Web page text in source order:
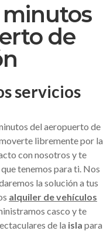
minutos
de
servicios
del aeropuerto de
libremente por la
con nosotros y te
tenemos para ti. Nos
la solución a tus
alquiler de vehículos
casco y te
de la isla para